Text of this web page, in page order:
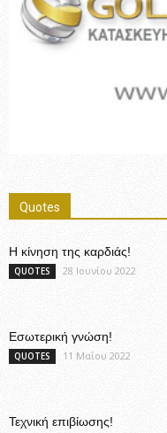
Quotes
Η κίνηση της καρδιάς!
QUOTES 28 Ιουνίου 2022
Εσωτερική γνώση!
QUOTES 11 Μαΐου 2022
Τεχνική επιβίωσης!